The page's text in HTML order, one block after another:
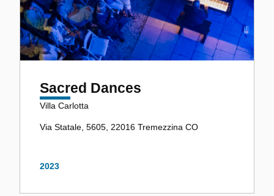
Sacred Dances
Villa Carlotta
Via Statale, 5605, 22016 Tremezzina CO
2023